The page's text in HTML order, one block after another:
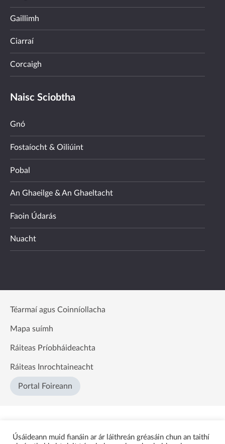
Gaillimh
Ciarraí
Corcaigh
Naisc Sciobtha
Gnó
Fostaíocht & Oiliúint
Pobal
An Ghaeilge & An Ghaeltacht
Faoin Údarás
Nuacht
Téarmaí agus Coinníollacha
Mapa suímh
Ráiteas Príobháideachta
Ráiteas Inrochtaineacht
Portal Foireann
Úsáideann muid fianáin ar ár láithreán gréasáin chun an taithí